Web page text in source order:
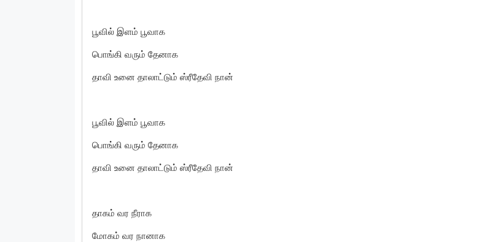
பூவில் இளம் பூவாக
பொங்கி வரும் தேனாக
தாவி உனை தாலாட்டும் ஸ்ரீதேவி நான்
பூவில் இளம் பூவாக
பொங்கி வரும் தேனாக
தாவி உனை தாலாட்டும் ஸ்ரீதேவி நான்
தாகம் வர நீராக
மோகம் வர நானாக